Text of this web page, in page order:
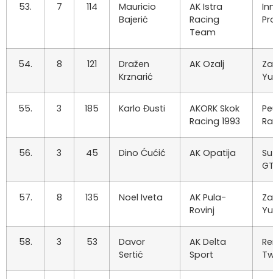
53. 7 114
Mauricio
Bajerić
AK Istra
Racing
Team
54. 8 121
Dražen
Krznarić
AK Ozalj
55. 3 185 Karlo Đusti
AKORK Skok
Racing 1993
56. 3 45 Dino Ćućić AK Opatija
57. 8 135 Noel Iveta
AK Pula-
Rovinj
58. 3 53
Davor
Sertić
AK Delta
Sport